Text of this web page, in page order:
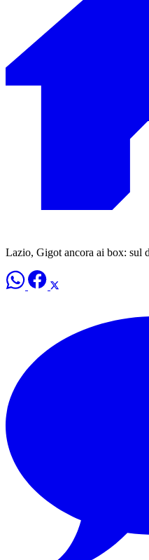
Lazio, Gigot ancora ai box: sul